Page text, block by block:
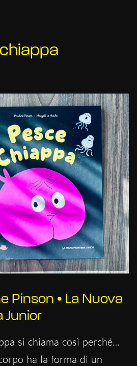
Pinson • La Nuova
Junior
si chiama così perché…
ha la forma di un